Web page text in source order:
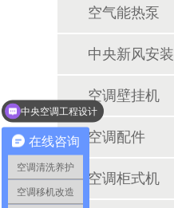
空气能热泵
中央新风安装
空调壁挂机
空调配件
空调柜式机
在线咨询
空调清洗养护
空调移机改造
中央空调工程设计
通风系统和新风系统